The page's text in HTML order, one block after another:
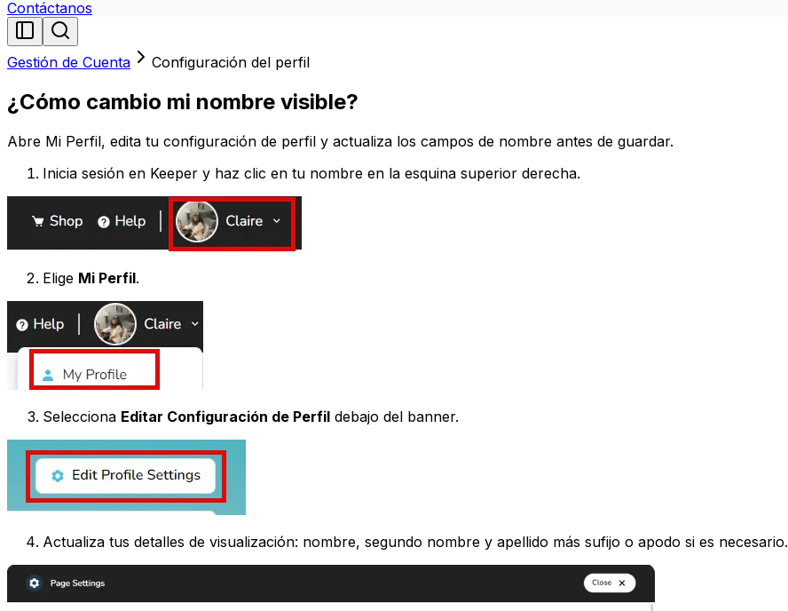
Contáctanos
Gestión de Cuenta Configuración del perfil
¿Cómo cambio mi nombre visible?
Abre Mi Perfil, edita tu configuración de perfil y actualiza los campos de nombre antes de guardar.
Inicia sesión en Keeper y haz clic en tu nombre en la esquina superior derecha.
Elige Mi Perfil.
Selecciona Editar Configuración de Perfil debajo del banner.
Actualiza tus detalles de visualización: nombre, segundo nombre y apellido más sufijo o apodo si es necesario.